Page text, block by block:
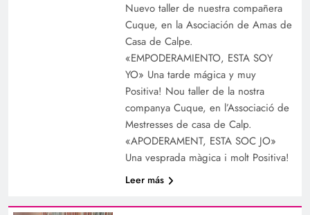
Nuevo taller de nuestra compañera
Cuque, en la Asociación de Amas de
Casa de Calpe.
«EMPODERAMIENTO, ESTA SOY
YO» Una tarde mágica y muy
Positiva! Nou taller de la nostra
companya Cuque, en l’Associació de
Mestresses de casa de Calp.
«APODERAMENT, ESTA SOC JO»
Una vesprada màgica i molt Positiva!
Leer más